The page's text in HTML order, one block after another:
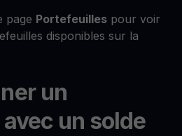
page Portefeuilles pour voir
disponibles sur la
un
un solde